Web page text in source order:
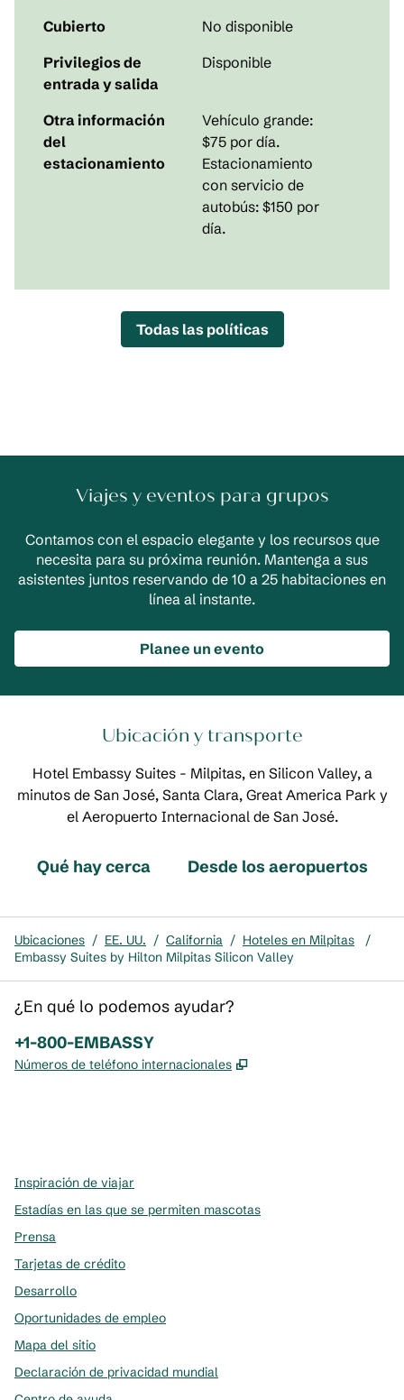
Cubierto
No disponible
Privilegios de
entrada y salida
Disponible
Otra información
del
estacionamiento
Vehículo grande:
$75 por día.
Estacionamiento
con servicio de
autobús: $150 por
día.
Todas las políticas
Viajes y eventos para grupos
Contamos con el espacio elegante y los recursos que
necesita para su próxima reunión. Mantenga a sus
asistentes juntos reservando de 10 a 25 habitaciones en
línea al instante.
Planee un evento
Ubicación y transporte
Hotel Embassy Suites - Milpitas, en Silicon Valley, a
minutos de San José, Santa Clara, Great America Park y
el Aeropuerto Internacional de San José.
Qué hay cerca Desde los aeropuertos
Ubicaciones / EE. UU. / California / Hoteles en Milpitas
/
Embassy Suites by Hilton Milpitas Silicon Valley
¿En qué lo podemos ayudar?
Teléfono:
+1-800-EMBASSY
Números de teléfono internacionales ,
Inspiración de viajar
Estadías en las que se permiten mascotas
Prensa
Tarjetas de crédito
Desarrollo
Oportunidades de empleo
Mapa del sitio
Declaración de privacidad mundial